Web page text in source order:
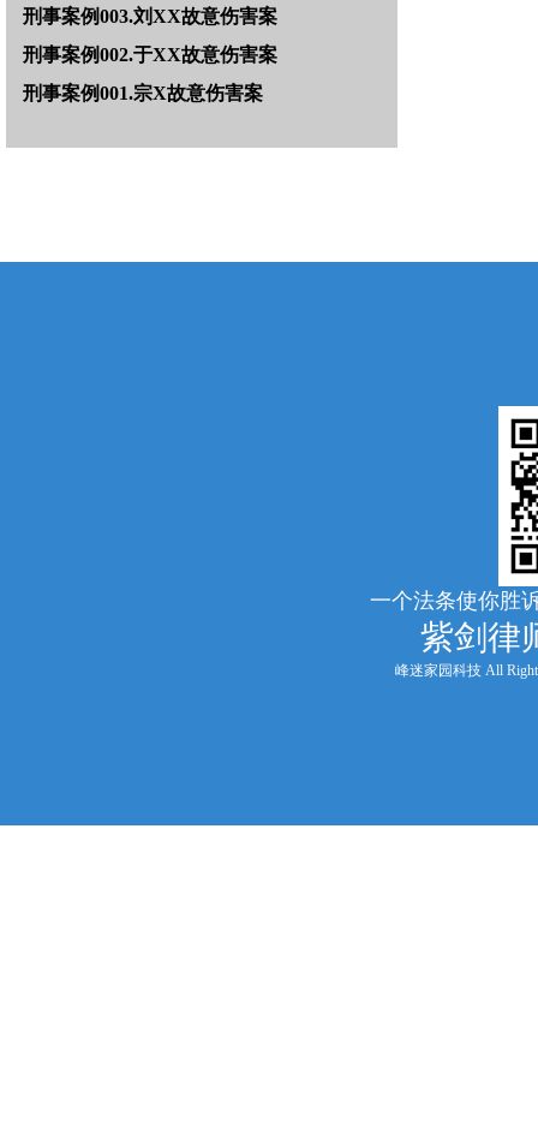
刑事案例003.刘XX故意伤害案
刑事案例002.于XX故意伤害案
刑事案例001.宗X故意伤害案
一个法条使你胜
紫剑律
峰迷家园科技 All